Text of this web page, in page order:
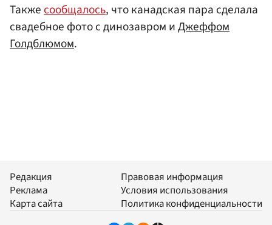
Такжесообщалось, что канадская пара сделала
свадебное фото с динозавром иДжеффом
Голдблюмом.
Редакция
Реклама
Карта сайта
Правовая информация
Условия использования
Политика конфиденциальности